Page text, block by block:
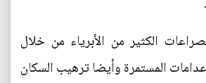
الكثير من الأبرياء من خلال
المستمرة وأيضا ترهيب السكان